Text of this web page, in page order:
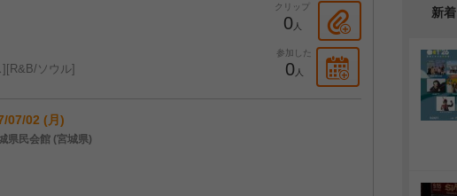
クリップ
0人
参加した
0人
R&B/ソウル
07/02 (月)
県民会館 (宮城県)
新